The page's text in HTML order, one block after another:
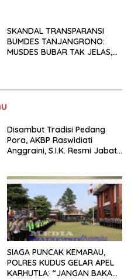
SKANDAL TRANSPARANSI
BUMDES TANJANGRONO:
MUSDES BUBAR TAK JELAS,
Disambut Tradisi Pedang
Pora, AKBP Raswidiati
Anggraini, S.I.K. Resmi Jabat
SIAGA PUNCAK KEMARAU,
POLRES KUDUS GELAR APEL
KARHUTLA: “JANGAN BAKAR